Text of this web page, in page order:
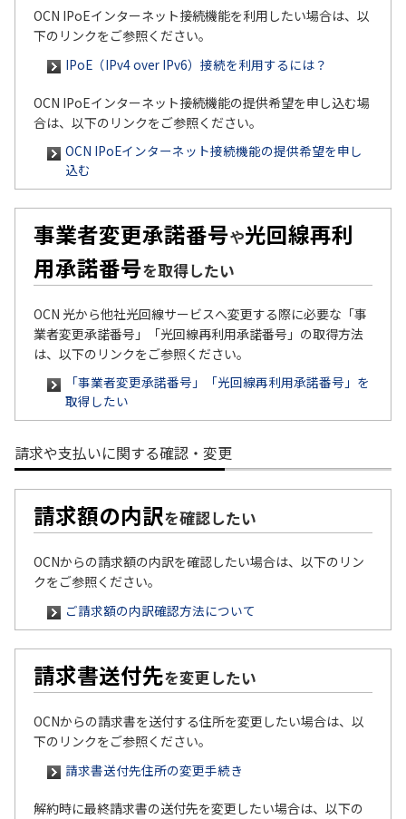
OCN IPoEインターネット接続機能を利用したい場合は、以
下のリンクをご参照ください。
IPoE（IPv4 over IPv6）接続を利用するには？
OCN IPoEインターネット接続機能の提供希望を申し込む場
合は、以下のリンクをご参照ください。
OCN IPoEインターネット接続機能の提供希望を申し
込む
事業者変更承諾番号や光回線再利
用承諾番号を取得したい
OCN 光から他社光回線サービスへ変更する際に必要な「事
業者変更承諾番号」「光回線再利用承諾番号」の取得方法
は、以下のリンクをご参照ください。
「事業者変更承諾番号」「光回線再利用承諾番号」を
取得したい
請求や支払いに関する確認・変更
請求額の内訳を確認したい
OCNからの請求額の内訳を確認したい場合は、以下のリン
クをご参照ください。
ご請求額の内訳確認方法について
請求書送付先を変更したい
OCNからの請求書を送付する住所を変更したい場合は、以
下のリンクをご参照ください。
請求書送付先住所の変更手続き
解約時に最終請求書の送付先を変更したい場合は、以下の